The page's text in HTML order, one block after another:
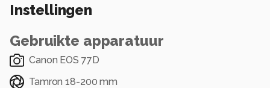
Alle rechten voorbehouden
Instellingen
Gebruikte apparatuur
Canon EOS 77D
Tamron 18-200 mm